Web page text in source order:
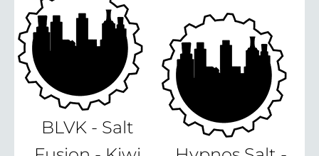
BLVK - Salt